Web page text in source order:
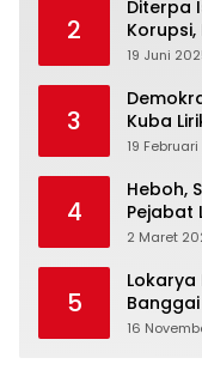
2
Diterpa
19 Juni
3
Kuba
19
4
Heboh,
Pejabat
Bakal di
2 Maret
5
Lokarya
16